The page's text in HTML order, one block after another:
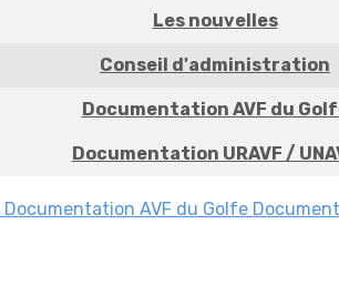
Les nouvelles
Conseil d'administration
Documentation AVF du
Documentation URAVF /
Documentation AVF du Golfe